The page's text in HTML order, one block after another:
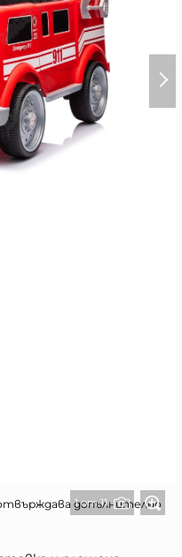
1 от 11
допълнително